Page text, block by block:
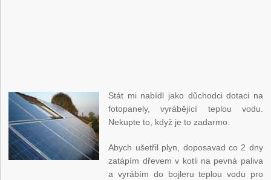
Stát mi nabídl jako důchodci dotaci na
fotopanely, vyrábějící teplou vodu.
Nekupte to, když je to zadarmo.
Abych ušetřil plyn, doposavad co 2 dny
zatápím dřevem v kotli na pevná paliva
a vyrábím do bojleru teplou vodu pro